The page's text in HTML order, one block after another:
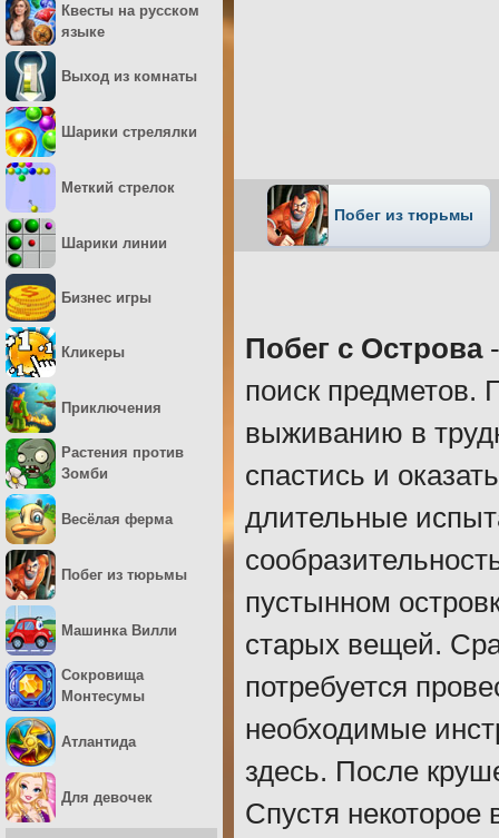
Побег из тюрьмы
Побег с Острова-
поиск предметов.
выживанию в
спастись и
длительные
пустынном
старых вещей.
потребуется
необходимые
здесь. После
Спустя некоторое
Квесты на русском
языке
Выход из комнаты
Шарики стрелялки
Меткий стрелок
Шарики линии
Бизнес игры
Кликеры
Приключения
Растения против
Зомби
Весёлая ферма
Побег из тюрьмы
Машинка Вилли
Сокровища
Монтесумы
Атлантида
Для девочек